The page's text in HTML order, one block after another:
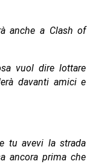
anche a Clash of
vuol dire lottare
davanti amici e
tu avevi la strada
ancora prima che